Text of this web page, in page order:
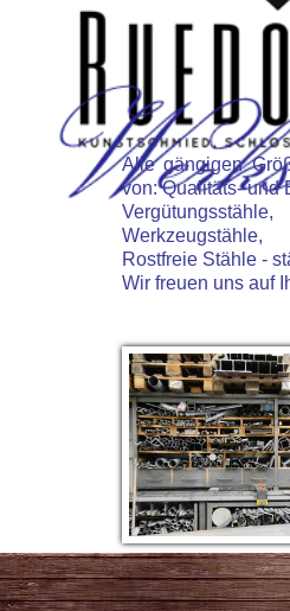
Alle gängigen
von: Qualitäts- und
Vergütungsstähle,
Werkzeugstähle,
Rostfreie Stähle -
Wir freuen uns auf